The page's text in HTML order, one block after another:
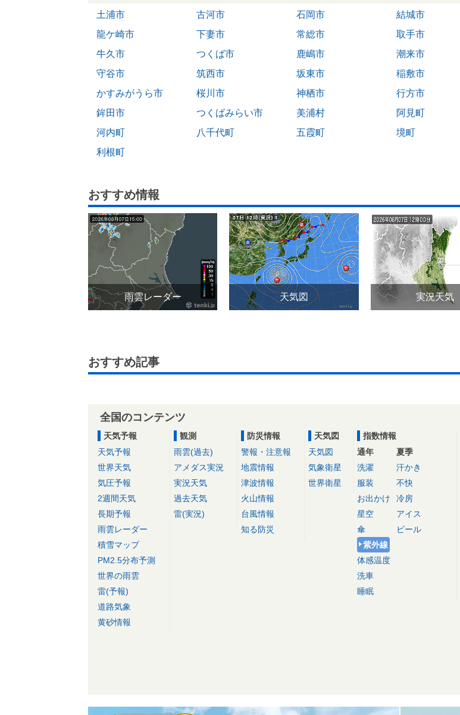
土浦市
古河市 石岡市
結城市
龍ケ崎市
下妻市 常総市
取手市
牛久市
つくば市 鹿嶋市
潮来市
守谷市
筑西市 坂東市
稲敷市
かすみがうら市
桜川市 神栖市
行方市
鉾田市
つくばみらい市 美浦村
阿見町
河内町
八千代町 五霞町
境町
利根町
おすすめ情報
雨雲レーダー 天気図 実況天気
おすすめ記事
全国のコンテンツ
天気予報
天気予報
世界天気
気圧予報
2週間天気
長期予報
雨雲レーダー
積雪マップ
PM2.5分布予測
世界の雨雲
雷(予報)
道路気象
黄砂情報
観測
雨雲(過去)
アメダス実況
実況天気
過去天気
雷(実況)
防災情報
警報・注意報
地震情報
津波情報
火山情報
台風情報
知る防災
天気図
天気図
気象衛星
世界衛星
指数情報
通年
洗濯
服装
お出かけ
星空
傘
紫外線
体感温度
洗車
睡眠
夏季
汗かき
不快
冷房
アイス
ビール